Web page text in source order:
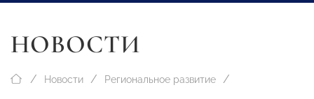
НОВОСТИ
Новости Региональное развитие